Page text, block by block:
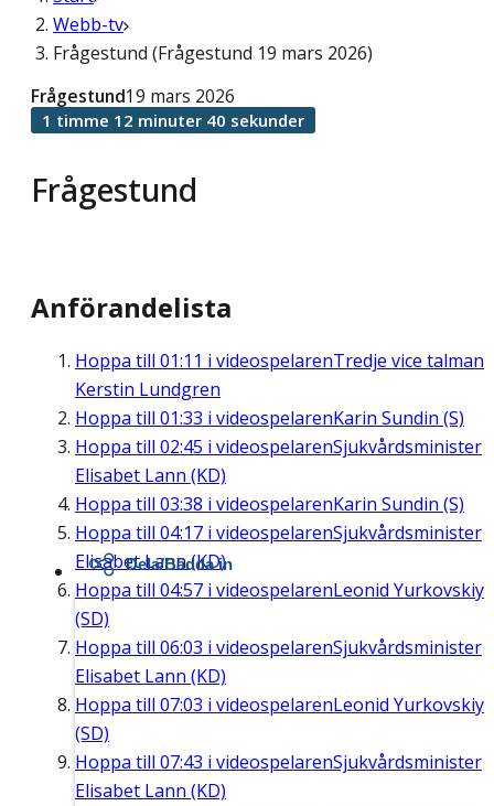
Webb-tv
Frågestund (Frågestund 19 mars 2026)
Frågestund
Frågestund19 mars 2026
1 timme 12 minuter 40 sekunder
Anförandelista
Hoppa till 01:11 i videospelarenTredje vice talman
Kerstin Lundgren
Hoppa till 01:33 i videospelarenKarin Sundin (S)
Hoppa till 02:45 i videospelarenSjukvårdsminister
Elisabet Lann (KD)
Hoppa till 03:38 i videospelarenKarin Sundin (S)
Hoppa till 04:17 i videospelarenSjukvårdsminister
Elisabet Lann (KD)
Hoppa till 04:57 i videospelarenLeonid Yurkovskiy
(SD)
Hoppa till 06:03 i videospelarenSjukvårdsminister
Elisabet Lann (KD)
Hoppa till 07:03 i videospelarenLeonid Yurkovskiy
(SD)
Hoppa till 07:43 i videospelarenSjukvårdsminister
Elisabet Lann (KD)
Dela/Bädda in